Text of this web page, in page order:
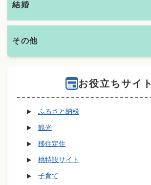
結婚
その他
お役立ちサイト
ふるさと納税
観光
移住定住
桃特設サイト
子育て